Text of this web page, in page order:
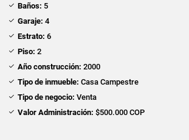
Baños: 5
Garaje: 4
Estrato: 6
Piso: 2
Año construcción: 2000
Tipo de inmueble: Casa Campestre
Tipo de negocio: Venta
Valor Administración: $500.000 COP